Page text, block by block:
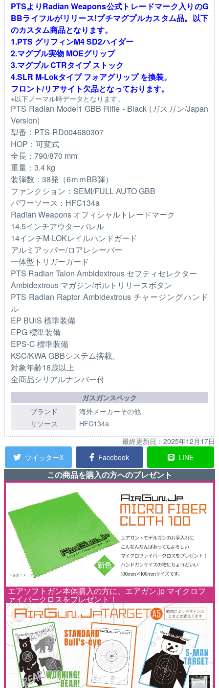
PTSよりRadian Weapons公式トレードマーク入りのG
BBライフルがリリース!プチマグプルカスタム品。以下
のカスタム商品となります。
1.PTS グリフィンM4 SD2ハイダー
2.マグプル実物 MOEグリップ
3.マグプル CTRタイプ ストック
4.SLR M-Lokタイプ フォアグリップ を換装。
フロント/リアサイト欠品となっております。
※以下ノーマル時データとなります。
PTS Radian Model1 GBB Rifle - Black (ガスガン/Japan
Version)
型番：PTS-RD004680307
HOP：可変式
全長：790/870 mm
重量：3.4 kg
装弾数：38発（6ｍｍBB弾）
ファンクション：SEMI/FULL AUTO GBB
パワーソース：HFC134a
Radian Weapons オフィシャルトレードマーク
14.5インチアウターバレル
14インチM-LOKレイルハンドガード
アルミアッパー/ロアレシーバー
一体型トリガーガード
PTS Radian Talon Ambidextrous セフティセレクター
Ambidextrous マガジン/ボルトリリースボタン
PTS Radian Raptor Ambidextrous チャージングハンド
ル
EP BUIS 標準装備
EPG 標準装備
EPS-C 標準装備
KSC/KWA GBBシステム搭載。
対象年齢18歳以上
全商品シリアルナンバー付
ガスガンスペック
ブランド
海外メーカーその他
リソース
HFC134a
最終更新日： 2025年12月17日
ツイッターX
Facebook LINE
この商品を購入の方へのプレゼント
エアソフトガン本体購入の方に、エアガン.jp マイクロフ
ァイバークロスをプレゼント！